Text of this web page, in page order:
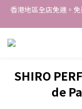
香港地區全店免運。
香港地區全店免運。
Free delivery
Kong S.F
香港地區全店免運。
SHIRO
de